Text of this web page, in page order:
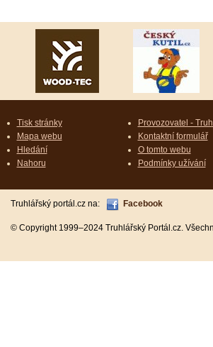
Tisk stránky
Mapa webu
Hledání
Nahoru
Provozovatel -
Kontaktní formulář
O tomto webu
Podmínky užívání
Truhlářský portál.cz na: Facebook
© Copyright 1999–2024 Truhlářský Portál.cz.